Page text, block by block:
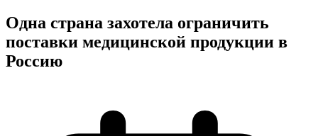
Одна страна захотела ограничить
поставки медицинской продукции в
Россию